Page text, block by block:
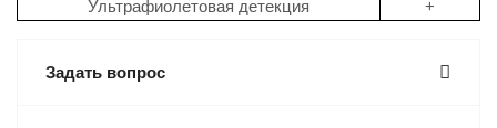
Ультрафиолетовая детекция +
Задать вопрос